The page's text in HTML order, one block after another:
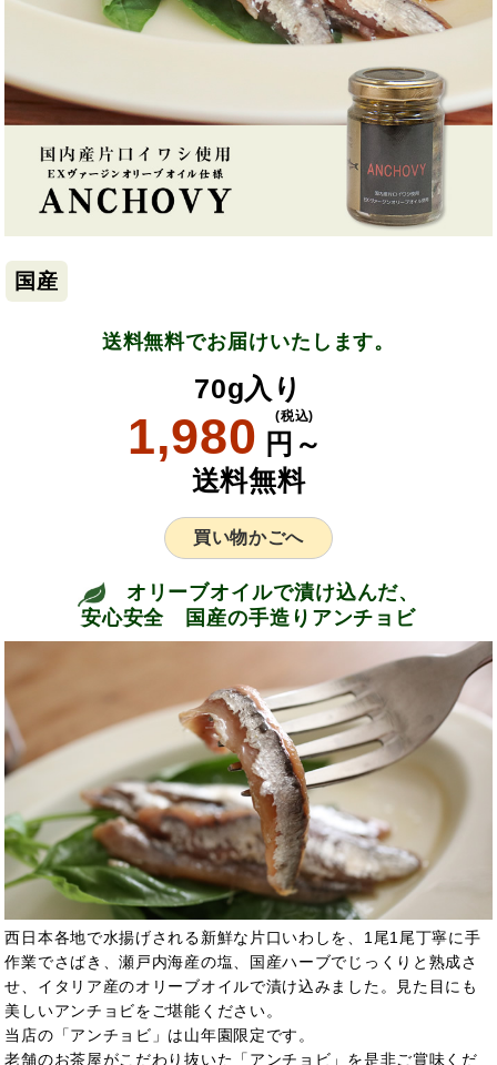
国産
送料無料でお届けいたします。
70g入り
1,980 円～
(税込)
送料無料
買い物かごへ
オリーブオイルで漬け込んだ、
安心安全 国産の手造りアンチョビ
西日本各地で水揚げされる新鮮な片口いわしを、1尾1尾丁寧に手
作業でさばき、瀬戸内海産の塩、国産ハーブでじっくりと熟成さ
せ、イタリア産のオリーブオイルで漬け込みました。見た目にも
美しいアンチョビをご堪能ください。
当店の「アンチョビ」は山年園限定です。
老舗のお茶屋がこだわり抜いた「アンチョビ」を是非ご賞味くだ